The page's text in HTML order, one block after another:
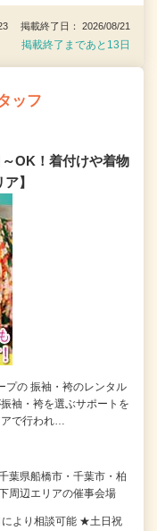
掲載終了日： 2026/08/21
掲載終了まであと13日
ッフ
OK！着付けや着物
】
プの 振袖・袴のレンタル
袖・袴を選ぶサポートを
で行われ…
葉県船橋市・千葉市・柏
周辺エリアの催事会場
より相談可能 ★土日祝